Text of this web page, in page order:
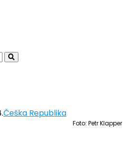
Češka Republika
Foto: Petr Klapper